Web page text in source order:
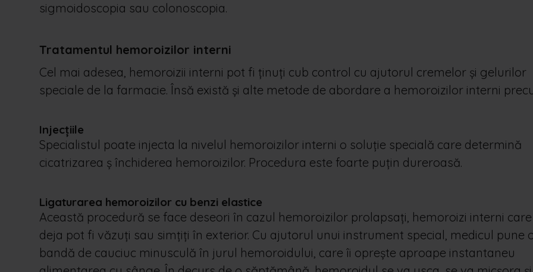
sigmoidoscopia sau colonoscopia.
Tratamentul hemoroizilor interni
Cel mai adesea, hemoroizii interni pot fi ținuți cub control cu ajutorul cremelor și gelurilor
speciale de la farmacie. Însă există și alte metode de abordare a hemoroizilor interni
Injecțiile
Specialistul poate injecta la nivelul hemoroizilor interni o soluție specială care determină
cicatrizarea ș închiderea hemoroizilor. Procedura este foarte puțin dureroasă.
Ligaturarea hemoroizilor cu benzi elastice
Această procedură se face deseori în cazul hemoroizilor prolapsați, hemoroizi interni care
deja pot fi văzuți sau simțiți în exterior. Cu ajutorul unui instrument special, medicul pune
bandă de cauciuc minusculă în jurul hemoroidului, care îi oprește aproape instantaneu